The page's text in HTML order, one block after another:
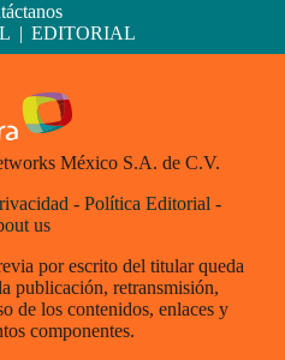
| EDITORIAL
México S.A. de C.V.
- Política Editorial -
us
por escrito del titular queda
publicación, retransmisión,
de los contenidos, enlaces y
componentes.